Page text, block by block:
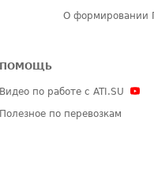
О формировании
ПОМОЩЬ
Видео по работе с ATI.SU
Полезное по перевозкам